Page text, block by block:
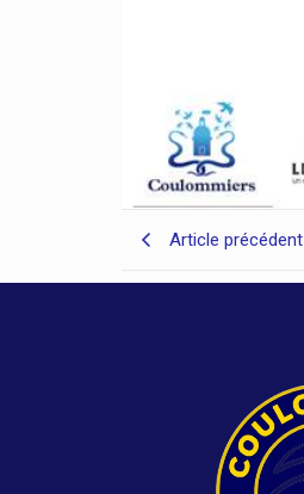
Article précédent